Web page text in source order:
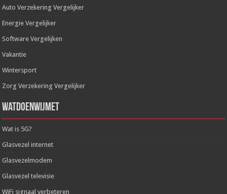
Auto Verzekering Vergelijker
Energie Vergelijker
Software Vergelijken
Vakantie
Wintersport
Zorg Verzekering Vergelijker
WatDoenWijMet
Wat is 5G?
Glasvezel internet
Glasvezelmodem
Glasvezel televisie
WiFi signaal verbeteren